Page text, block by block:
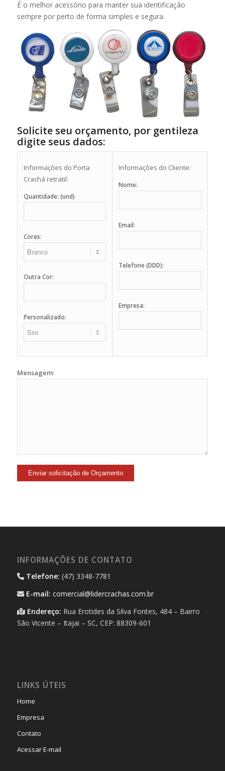
É o melhor acessório para manter sua identificação
sempre por perto de forma simples e segura.
Solicite seu orçamento, por gentileza
digite seus dados:
Informações do Porta
Crachá retratil:
Quantidade: (und)
Cores:
Outra Cor:
Personalizado:
Informações do Cliente:
Nome:
Email:
Telefone (DDD):
Empresa:
Mensagem:
INFORMAÇÕES DE CONTATO
Telefone: (47) 3348-7781
E-mail: comercial@lidercrachas.com.br
Endereço: Rua Erotides da Silva Fontes, 484 – Bairro
São Vicente – Itajai – SC, CEP: 88309-601
LINKS ÚTEIS
Home
Empresa
Contato
Acessar E-mail